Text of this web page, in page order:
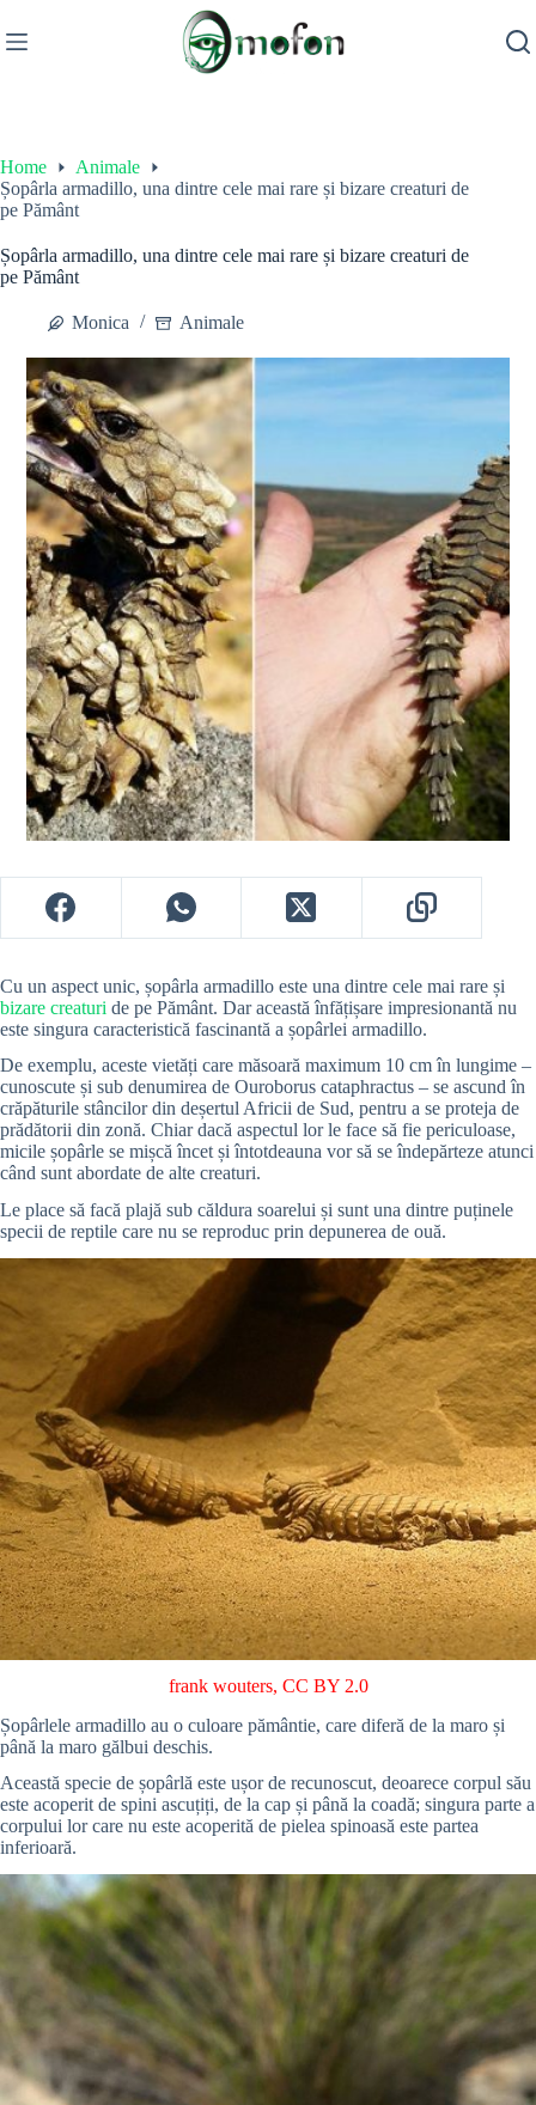
to
content
Home
Animale
Șopârla armadillo, una dintre cele mai rare și bizare creaturi de
pe Pământ
Șopârla armadillo, una dintre cele mai rare și bizare creaturi de
pe Pământ
Monica Animale
Cu un aspect unic, șopârla armadillo este una dintre cele mai rare și
bizare creaturi de pe Pământ. Dar această înfățișare impresionantă nu
este singura caracteristică fascinantă a șopârlei armadillo.
De exemplu, aceste vietăți care măsoară maximum 10 cm în lungime –
cunoscute și sub denumirea de Ouroborus cataphractus – se ascund în
crăpăturile stâncilor din deșertul Africii de Sud, pentru a se proteja de
prădătorii din zonă. Chiar dacă aspectul lor le face să fie periculoase,
micile șopârle se mișcă încet și întotdeauna vor să se îndepărteze atunci
când sunt abordate de alte creaturi.
Le place să facă plajă sub căldura soarelui și sunt una dintre puținele
specii de reptile care nu se reproduc prin depunerea de ouă.
frank wouters, CC BY 2.0
Șopârlele armadillo au o culoare pământie, care diferă de la maro și
până la maro gălbui deschis.
Această specie de șopârlă este ușor de recunoscut, deoarece corpul său
este acoperit de spini ascuțiți, de la cap și până la coadă; singura parte a
corpului lor care nu este acoperită de pielea spinoasă este partea
inferioară.